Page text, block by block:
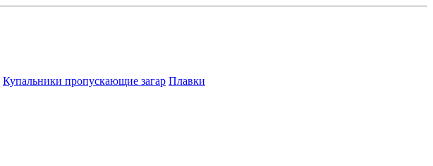
Купальники пропускающие загар Плавки